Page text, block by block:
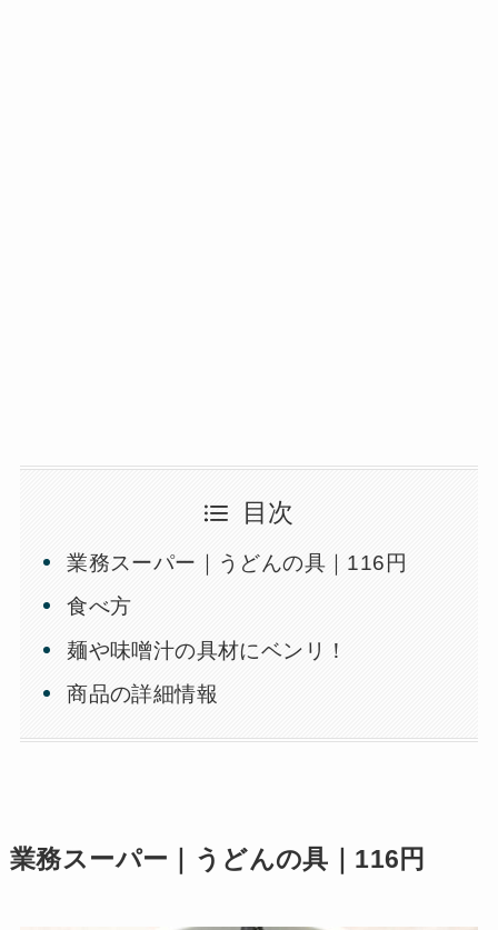
目次
業務スーパー｜うどんの具｜116円
食べ方
麺や味噌汁の具材にベンリ！
商品の詳細情報
業務スーパー｜うどんの具｜116円